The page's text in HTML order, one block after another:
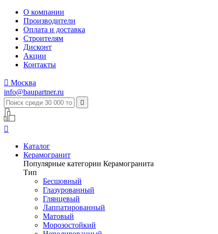
О компании
Производители
Оплата и доставка
Строителям
Дисконт
Акции
Контакты
 Москва
info@baupartner.ru


Каталог
Керамогранит
Популярные категории Керамогранита
Тип
Бесшовный
Глазурованный
Глянцевый
Лаппатированный
Матовый
Морозостойкий